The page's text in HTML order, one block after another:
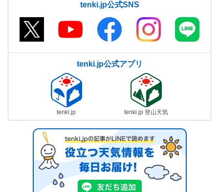
tenki.jp公式SNS
tenki.jp公式アプリ
tenki.jp tenki.jp 登山天気